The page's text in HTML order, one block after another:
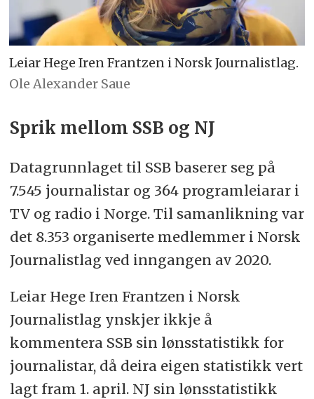
Leiar Hege Iren Frantzen i Norsk Journalistlag.
Ole Alexander Saue
Sprik mellom SSB og NJ
Datagrunnlaget til SSB baserer seg på
7.545 journalistar og 364 programleiarar i
TV og radio i Norge. Til samanlikning var
det 8.353 organiserte medlemmer i Norsk
Journalistlag ved inngangen av 2020.
Leiar Hege Iren Frantzen i Norsk
Journalistlag ynskjer ikkje å
kommentera SSB sin lønsstatistikk for
journalistar, då deira eigen statistikk vert
lagt fram 1. april. NJ sin lønsstatistikk